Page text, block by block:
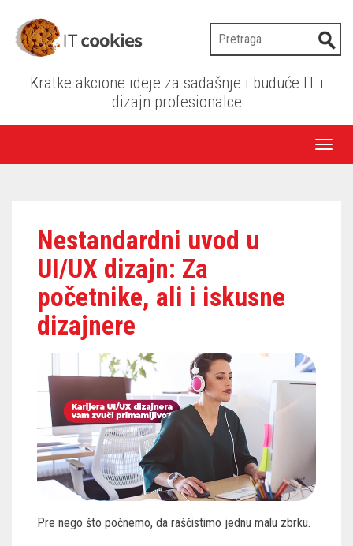
Kratke akcione ideje za sadašnje i buduće IT i
dizajn profesionalce
Nestandardni uvod u
UI/UX dizajn: Za
početnike, ali i iskusne
dizajnere
Pre nego što počnemo, da raščistimo jednu malu zbrku.